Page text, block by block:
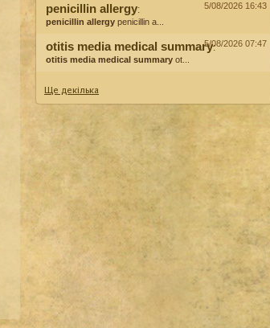
penicillin allergy:
penicillin allergy penicillin a...
5/08/2026 16:43
otitis media medical summary:
otitis media medical summary ot...
5/08/2026 07:47
Ще декілька